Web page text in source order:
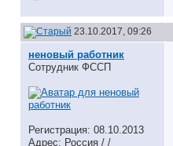
23.10.2017, 09:26
неновый работник
Сотрудник ФССП
Регистрация: 08.10.2013
Адрес: Россия / /